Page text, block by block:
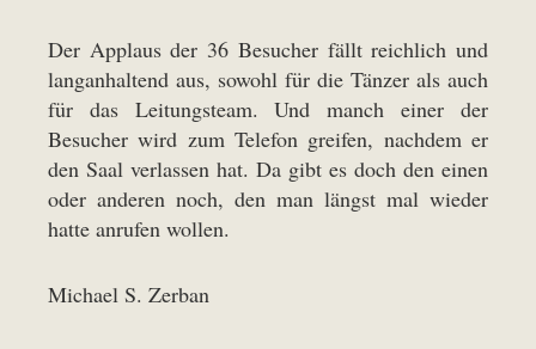
Der Applaus der 36 Besucher fällt reichlich und
langanhaltend aus, sowohl für die Tänzer als auch
für das Leitungsteam. Und manch einer der
Besucher wird zum Telefon greifen, nachdem er
den Saal verlassen hat. Da gibt es doch den einen
oder anderen noch, den man längst mal wieder
hatte anrufen wollen.
Michael S. Zerban